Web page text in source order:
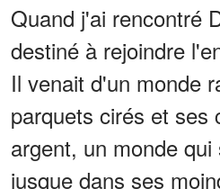
Quand j'ai rencontré
destiné à rejoindre
Il venait d'un monde
parquets cirés et ses
argent, un monde
jusque dans ses